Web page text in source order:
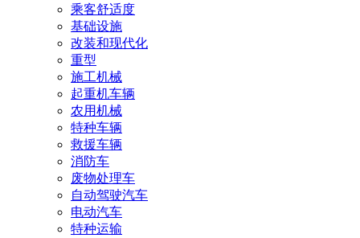
乘客舒适度
基础设施
改装和现代化
重型
施工机械
起重机车辆
农用机械
特种车辆
救援车辆
消防车
废物处理车
自动驾驶汽车
电动汽车
特种运输